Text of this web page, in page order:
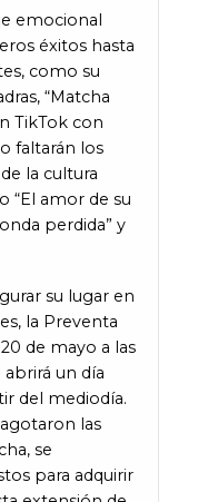
emocional
éxitos hasta
como su
“Matcha
TikTok con
faltarán los
la cultura
“El amor de su
perdida” y
su lugar en
la Preventa
de mayo a las
abrirá un día
del mediodía.
las
se
para adquirir